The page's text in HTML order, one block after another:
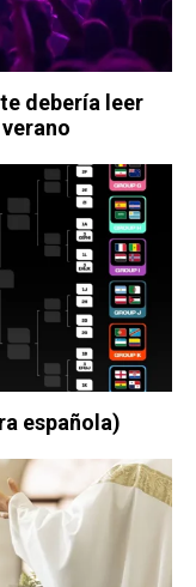
debería leer
española)